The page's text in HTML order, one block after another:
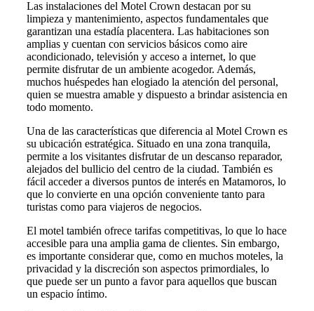
Las instalaciones del Motel Crown destacan por su
limpieza y mantenimiento, aspectos fundamentales que
garantizan una estadía placentera. Las habitaciones son
amplias y cuentan con servicios básicos como aire
acondicionado, televisión y acceso a internet, lo que
permite disfrutar de un ambiente acogedor. Además,
muchos huéspedes han elogiado la atención del personal,
quien se muestra amable y dispuesto a brindar asistencia en
todo momento.
Una de las características que diferencia al Motel Crown es
su ubicación estratégica. Situado en una zona tranquila,
permite a los visitantes disfrutar de un descanso reparador,
alejados del bullicio del centro de la ciudad. También es
fácil acceder a diversos puntos de interés en Matamoros, lo
que lo convierte en una opción conveniente tanto para
turistas como para viajeros de negocios.
El motel también ofrece tarifas competitivas, lo que lo hace
accesible para una amplia gama de clientes. Sin embargo,
es importante considerar que, como en muchos moteles, la
privacidad y la discreción son aspectos primordiales, lo
que puede ser un punto a favor para aquellos que buscan
un espacio íntimo.